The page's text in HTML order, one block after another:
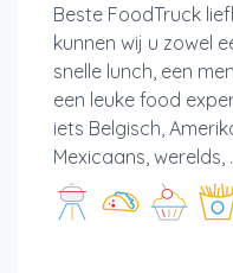
Beste FoodTruck
kunnen wij u zowel
snelle lunch, een
een leuke food
iets Belgisch,
Mexicaans, werelds,